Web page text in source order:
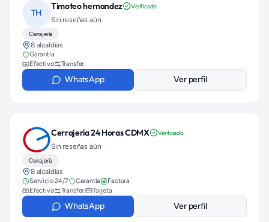
TH
Timoteo hernandez Verificado
Sin reseñas aún
Cerrajería
8 alcaldías
Garantía
Efectivo
Transfer.
WhatsApp Ver perfil
Cerrajería 24 Horas CDMX Verificado
Sin reseñas aún
Cerrajería
8 alcaldías
Servicio 24/7 Garantía
Factura
Efectivo
Transfer. Tarjeta
WhatsApp Ver perfil